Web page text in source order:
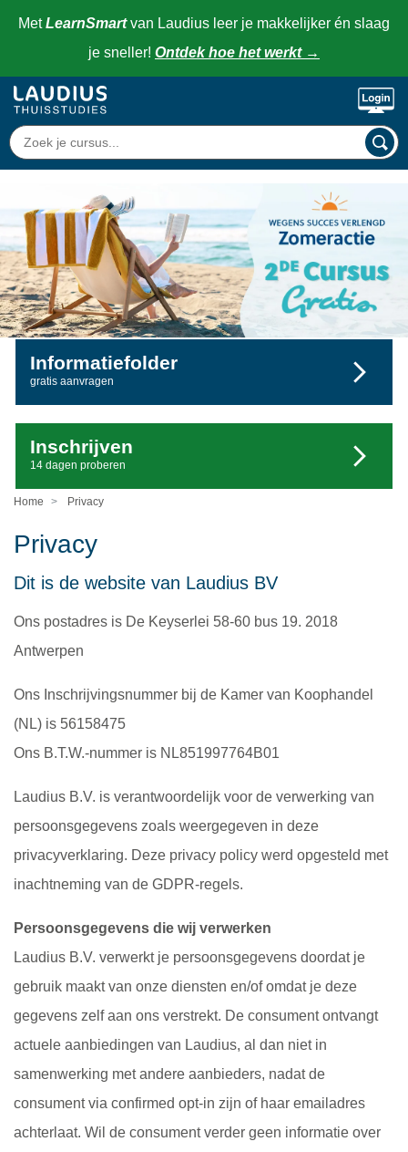
MetLearnSmartvan Laudius leer je makkelijker én slaag
je sneller! Ontdek hoe het werkt →
Informatiefolder
gratis aanvragen
Inschrijven
14 dagen proberen
Home Privacy
Privacy
Dit is de website van Laudius BV
Ons postadres is De Keyserlei 58-60 bus 19. 2018
Antwerpen
Ons Inschrijvingsnummer bij de Kamer van Koophandel
(NL) is 56158475
Ons B.T.W.-nummer is NL851997764B01
Laudius B.V. is verantwoordelijk voor de verwerking van
persoonsgegevens zoals weergegeven in deze
privacyverklaring. Deze privacy policy werd opgesteld met
inachtneming van de GDPR-regels.
Persoonsgegevens die wij verwerken
Laudius B.V. verwerkt je persoonsgegevens doordat je
gebruik maakt van onze diensten en/of omdat je deze
gegevens zelf aan ons verstrekt. De consument ontvangt
actuele aanbiedingen van Laudius, al dan niet in
samenwerking met andere aanbieders, nadat de
consument via confirmed opt-in zijn of haar emailadres
achterlaat. Wil de consument verder geen informatie over